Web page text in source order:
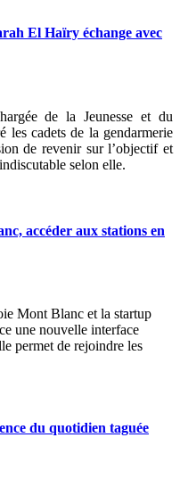
El Haïry échange avec
de la Jeunesse et du
les cadets de la gendarmerie
de revenir sur l’objectif et
selon elle.
accéder aux stations en
Mont Blanc et la startup
une nouvelle interface
permet de rejoindre les
du quotidien taguée